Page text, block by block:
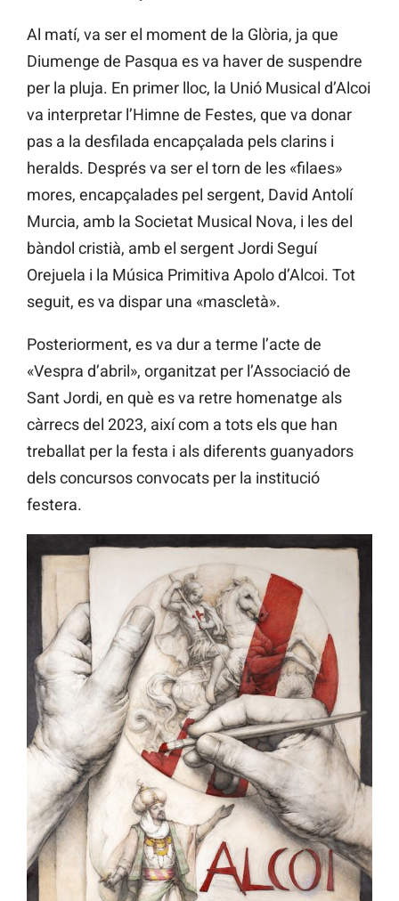
Al matí, va ser el moment de la Glòria, ja que
Diumenge de Pasqua es va haver de suspendre
per la pluja. En primer lloc, la Unió Musical d’Alcoi
va interpretar l’Himne de Festes, que va donar
pas a la desfilada encapçalada pels clarins i
heralds. Després va ser el torn de les «filaes»
mores, encapçalades pel sergent, David Antolí
Murcia, amb la Societat Musical Nova, i les del
bàndol cristià, amb el sergent Jordi Seguí
Orejuela i la Música Primitiva Apolo d’Alcoi. Tot
seguit, es va dispar una «mascletà».
Posteriorment, es va dur a terme l’acte de
«Vespra d’abril», organitzat per l’Associació de
Sant Jordi, en què es va retre homenatge als
càrrecs del 2023, així com a tots els que han
treballat per la festa i als diferents guanyadors
dels concursos convocats per la institució
festera.